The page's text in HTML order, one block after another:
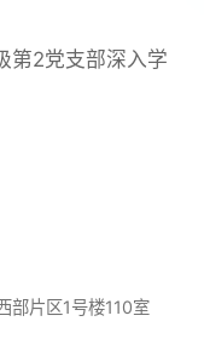
第2党支部深入学
部片区1号楼110室